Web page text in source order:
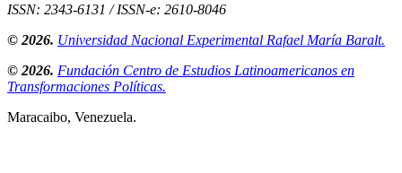
ISSN: 2343-6131 / ISSN-e: 2610-8046
© 2026. Universidad Nacional Experimental Rafael María Baralt.
© 2026. Fundación Centro de Estudios Latinoamericanos en
Transformaciones Políticas.
Maracaibo, Venezuela.